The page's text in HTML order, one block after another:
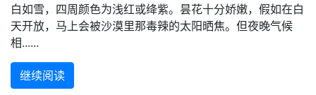
白如雪，四周颜色为浅红或绛紫。昙花十分娇嫩，假如在白
天开放，马上会被沙漠里那毒辣的太阳晒焦。但夜晚气候
相......
继续阅读